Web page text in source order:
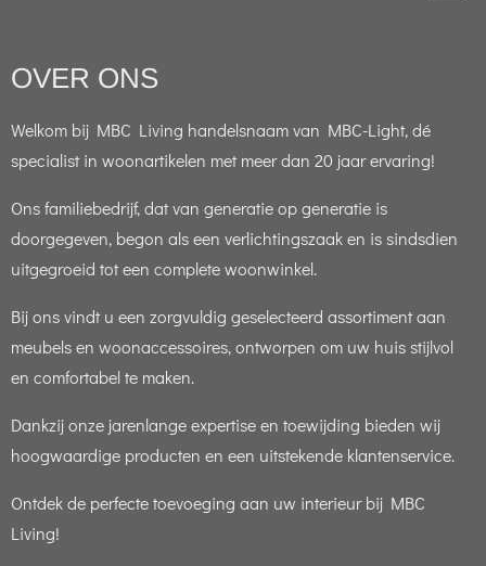
OVER ONS
Welkom bij MBC Living handelsnaam van MBC-Light, dé
specialist in woonartikelen met meer dan 20 jaar ervaring!
Ons familiebedrijf, dat van generatie op generatie is
doorgegeven, begon als een verlichtingszaak en is sindsdien
uitgegroeid tot een complete woonwinkel.
Bij ons vindt u een zorgvuldig geselecteerd assortiment aan
meubels en woonaccessoires, ontworpen om uw huis stijlvol
en comfortabel te maken.
Dankzij onze jarenlange expertise en toewijding bieden wij
hoogwaardige producten en een uitstekende klantenservice.
Ontdek de perfecte toevoeging aan uw interieur bij MBC
Living!